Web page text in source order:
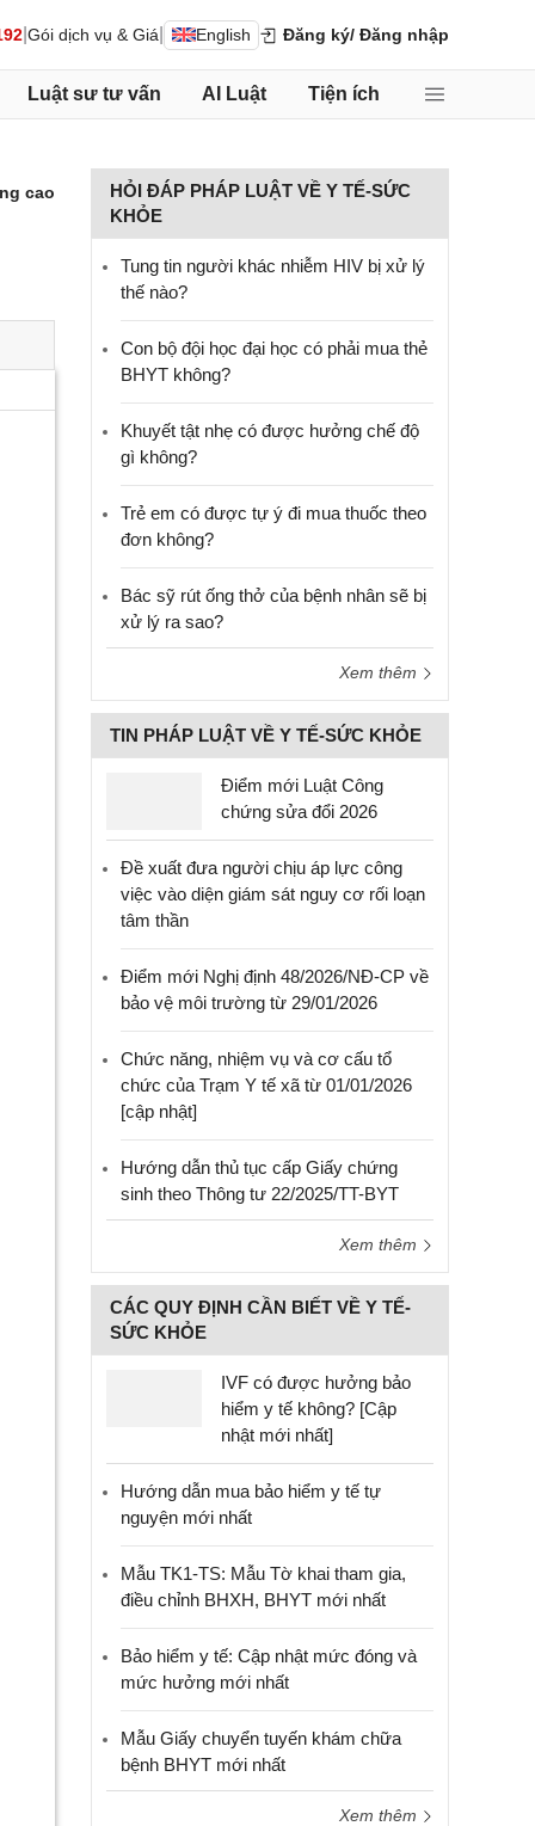
Gói dịch vụ & Giá English Đăng ký/ Đăng nhập
Luật sư tư vấn AI Luật Tiện ích
cao
HỎI ĐÁP PHÁP LUẬT VỀ Y TẾ-SỨC
KHỎE
Tung tin người khác nhiễm HIV bị xử lý
thế nào?
Con bộ đội học đại học có phải mua thẻ
BHYT không?
Khuyết tật nhẹ có được hưởng chế độ
gì không?
Trẻ em có được tự ý đi mua thuốc theo
đơn không?
Bác sỹ rút ống thở của bệnh nhân sẽ bị
xử lý ra sao?
Xem thêm
TIN PHÁP LUẬT VỀ Y TẾ-SỨC KHỎE
Điểm mới Luật Công
chứng sửa đổi 2026
Đề xuất đưa người chịu áp lực công
việc vào diện giám sát nguy cơ rối loạn
tâm thần
Điểm mới Nghị định 48/2026/NĐ-CP về
bảo vệ môi trường từ 29/01/2026
Chức năng, nhiệm vụ và cơ cấu tổ
chức của Trạm Y tế xã từ 01/01/2026
[cập nhật]
Hướng dẫn thủ tục cấp Giấy chứng
sinh theo Thông tư 22/2025/TT-BYT
Xem thêm
CÁC QUY ĐỊNH CẦN BIẾT VỀ Y TẾ-
SỨC KHỎE
IVF có được hưởng bảo
hiểm y tế không? [Cập
nhật mới nhất]
Hướng dẫn mua bảo hiểm y tế tự
nguyện mới nhất
Mẫu TK1-TS: Mẫu Tờ khai tham gia,
điều chỉnh BHXH, BHYT mới nhất
Bảo hiểm y tế: Cập nhật mức đóng và
mức hưởng mới nhất
Mẫu Giấy chuyển tuyến khám chữa
bệnh BHYT mới nhất
Xem thêm